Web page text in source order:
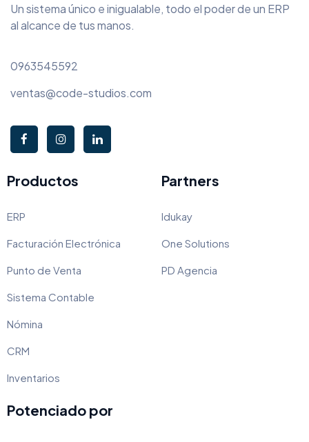
Un sistema único e inigualable, todo el poder de un ERP
al alcance de tus manos.
0963545592
ventas@code-studios.com
Productos
ERP
Facturación Electrónica
Punto de Venta
Sistema Contable
Nómina
CRM
Inventarios
Partners
Idukay
One Solutions
PD Agencia
Potenciado por